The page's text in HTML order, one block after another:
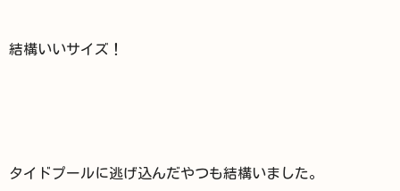
結構いいサイズ！
タイドプールに逃げ込んだやつも結構いました。